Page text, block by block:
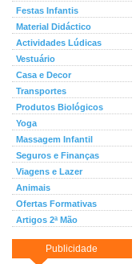
Festas Infantis
Material Didáctico
Actividades Lúdicas
Vestuário
Casa e Decor
Transportes
Produtos Biológicos
Yoga
Massagem Infantil
Seguros e Finanças
Viagens e Lazer
Animais
Ofertas Formativas
Artigos 2ª Mão
Publicidade